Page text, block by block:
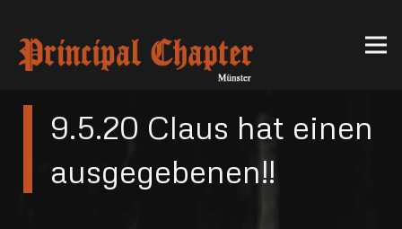
9.5.20 Claus hat einen
ausgegebenen!!